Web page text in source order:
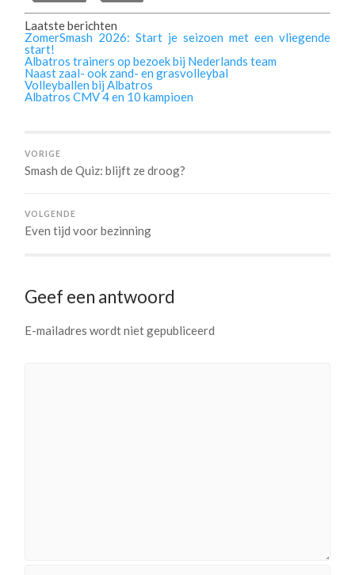
Laatste berichten
ZomerSmash 2026: Start je seizoen met een vliegende
start!
Albatros trainers op bezoek bij Nederlands team
Naast zaal- ook zand- en grasvolleybal
Volleyballen bij Albatros
Albatros CMV 4 en 10 kampioen
VORIGE
Smash de Quiz: blijft ze droog?
VOLGENDE
Even tijd voor bezinning
Geef een antwoord
E-mailadres wordt niet gepubliceerd